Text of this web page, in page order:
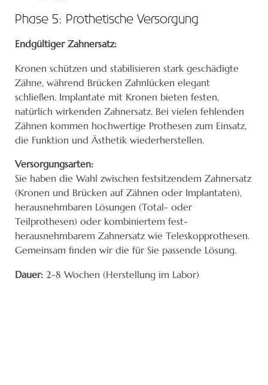
Phase 5: Prothetische Versorgung
Endgültiger Zahnersatz:
Kronen schützen und stabilisieren stark geschädigte
Zähne, während Brücken Zahnlücken elegant
schließen. Implantate mit Kronen bieten festen,
natürlich wirkenden Zahnersatz. Bei vielen fehlenden
Zähnen kommen hochwertige Prothesen zum Einsatz,
die Funktion und Ästhetik wiederherstellen.
Versorgungsarten:
Sie haben die Wahl zwischen festsitzendem Zahnersatz
(Kronen und Brücken auf Zähnen oder Implantaten),
herausnehmbaren Lösungen (Total- oder
Teilprothesen) oder kombiniertem fest-
herausnehmbarem Zahnersatz wie Teleskopprothesen.
Gemeinsam finden wir die für Sie passende Lösung.
Dauer: 2-8 Wochen (Herstellung im Labor)